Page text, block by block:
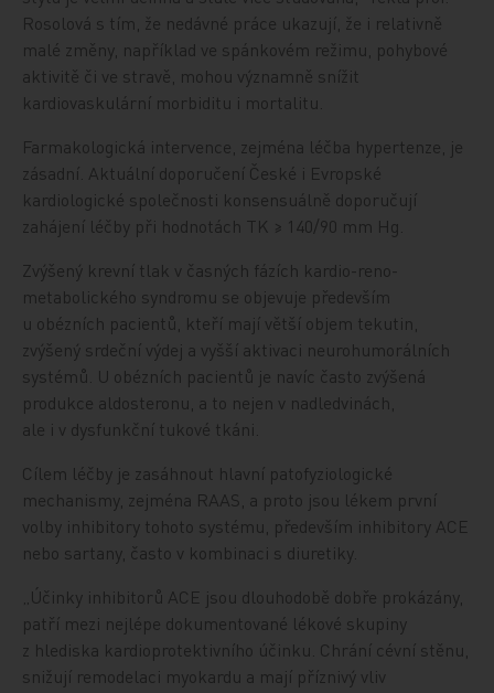
Rosolová s tím, že nedávné práce ukazují, že i relativně
malé změny, například ve spánkovém režimu, pohybové
aktivitě či ve stravě, mohou významně snížit
kardiovaskulární morbiditu i mortalitu.
Farmakologická intervence, zejména léčba hypertenze, je
zásadní. Aktuální doporučení České i Evropské
kardiologické společnosti konsensuálně doporučují
zahájení léčby při hodnotách TK ≥ 140/90 mm Hg.
Zvýšený krevní tlak v časných fázích kardio-reno-
metabolického syndromu se objevuje především
u obézních pacientů, kteří mají větší objem tekutin,
zvýšený srdeční výdej a vyšší aktivaci neurohumorálních
systémů. U obézních pacientů je navíc často zvýšená
produkce aldosteronu, a to nejen v nadledvinách,
ale i v dysfunkční tukové tkáni.
Cílem léčby je zasáhnout hlavní patofyziologické
mechanismy, zejména RAAS, a proto jsou lékem první
volby inhibitory tohoto systému, především inhibitory ACE
nebo sartany, často v kombinaci s diuretiky.
„Účinky inhibitorů ACE jsou dlouhodobě dobře prokázány,
patří mezi nejlépe dokumentované lékové skupiny
z hlediska kardioprotektivního účinku. Chrání cévní stěnu,
snižují remodelaci myokardu a mají příznivý vliv